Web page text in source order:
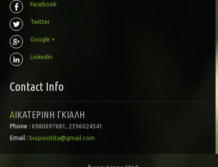
Facebook
Twitter
Google +
Linkedin
Contact Info
ΑΙΚΑΤΕΡΙΝΗ ΓΚΙΑΛΗ
Phone : 6980697681, 2396024541
Email : biopoiotita@gmail.com